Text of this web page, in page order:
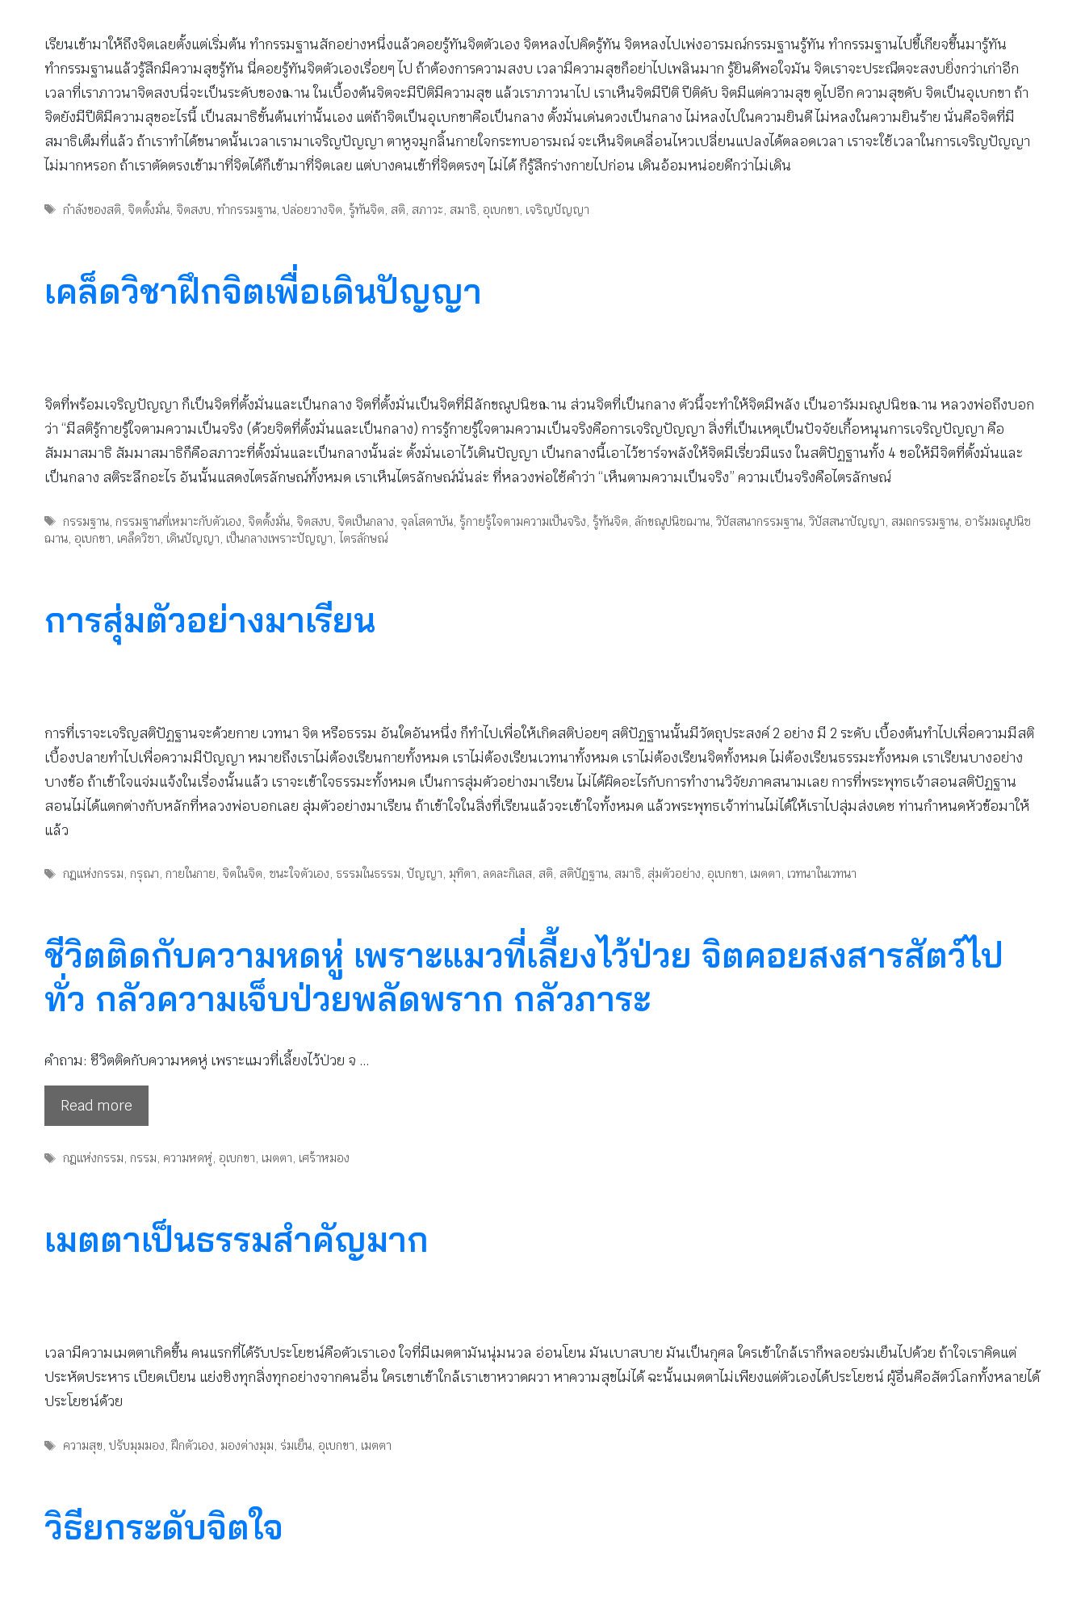
เรียนเข้ามาให้ถึงจิตเลยตั้งแต่เริ่มต้น ทำกรรมฐานสักอย่างหนึ่งแล้วคอยรู้ทันจิตตัวเอง จิตหลงไปคิดรู้ทัน จิตหลงไปเพ่งอารมณ์กรรมฐานรู้ทัน ทำกรรมฐานไปขี้เกียจขึ้นมารู้ทัน
ทำกรรมฐานแล้วรู้สึกมีความสุขรู้ทัน นี่คอยรู้ทันจิตตัวเองเรื่อยๆ ไป ถ้าต้องการความสงบ เวลามีความสุขก็อย่าไปเพลินมาก รู้ยินดีพอใจมัน จิตเราจะประณีตจะสงบยิ่งกว่าเก่าอีก
เวลาที่เราภาวนาจิตสงบนี่จะเป็นระดับของฌาน ในเบื้องต้นจิตจะมีปีติมีความสุข แล้วเราภาวนาไป เราเห็นจิตมีปีติ ปีติดับ จิตมีแต่ความสุข ดูไปอีก ความสุขดับ จิตเป็นอุเบกขา ถ้า
จิตยังมีปีติมีความสุขอะไรนี้ เป็นสมาธิขั้นต้นเท่านั้นเอง แต่ถ้าจิตเป็นอุเบกขาคือเป็นกลาง ตั้งมั่นเด่นดวงเป็นกลาง ไม่หลงไปในความยินดี ไม่หลงในความยินร้าย นั่นคือจิตที่มี
สมาธิเต็มที่แล้ว ถ้าเราทำได้ขนาดนั้นเวลาเรามาเจริญปัญญา ตาหูจมูกลิ้นกายใจกระทบอารมณ์ จะเห็นจิตเคลื่อนไหวเปลี่ยนแปลงได้ตลอดเวลา เราจะใช้เวลาในการเจริญปัญญา
ไม่มากหรอก ถ้าเราตัดตรงเข้ามาที่จิตได้ก็เข้ามาที่จิตเลย แต่บางคนเข้าที่จิตตรงๆ ไม่ได้ ก็รู้สึกร่างกายไปก่อน เดินอ้อมหน่อยดีกว่าไม่เดิน
Tags
กำลังของสติ จิตตั้งมั่น จิตสงบ ,ทำกรรมฐาน ,ปล่อยวางจิต รู้ทันจิต สติ สภาวะ สมาธิ อุเบกขา เจริญปัญญา
เคล็ดวิชาฝึกจิตเพื่อเดินปัญญา
จิตที่พร้อมเจริญปัญญา ก็เป็นจิตที่ตั้งมั่นและเป็นกลาง จิตที่ตั้งมั่นเป็นจิตที่มีลักขณูปนิชฌาน ส่วนจิตที่เป็นกลาง ตัวนี้จะทำให้จิตมีพลัง เป็นอารัมมณูปนิชฌาน หลวงพ่อถึงบอก
ว่า “มีสติรู้กายรู้ใจตามความเป็นจริง (ด้วยจิตที่ตั้งมั่นและเป็นกลาง) การรู้กายรู้ใจตามความเป็นจริงคือการเจริญปัญญา สิ่งที่เป็นเหตุเป็นปัจจัยเกื้อหนุนการเจริญปัญญา คือ
สัมมาสมาธิ สัมมาสมาธิก็คือสภาวะที่ตั้งมั่นและเป็นกลางนั้นล่ะ ตั้งมั่นเอาไว้เดินปัญญา เป็นกลางนี้เอาไว้ชาร์จพลังให้จิตมีเรี่ยวมีแรง ในสติปัฏฐานทั้ง 4 ขอให้มีจิตที่ตั้งมั่นและ
เป็นกลาง สติระลึกอะไร อันนั้นแสดงไตรลักษณ์ทั้งหมด เราเห็นไตรลักษณ์นั่นล่ะ ที่หลวงพ่อใช้คำว่า “เห็นตามความเป็นจริง” ความเป็นจริงคือไตรลักษณ์
Tags
กรรมฐาน ,กรรมฐานที่เหมาะกับตัวเอง จิตตั้งมั่น จิตสงบ จิตเป็นกลาง จุลโสดาบัน รู้กายรู้ใจตามความเป็นจริง รู้ทันจิต ลักขณูปนิชฌาน ,วิปัสสนากรรมฐาน ,วิปัสสนาปัญญา สมถกรรมฐาน อารัมมณูปนิช
ฌาน อุเบกขา เคล็ดวิชา เดินปัญญา เป็นกลางเพราะปัญญา ไตรลักษณ์
การสุ่มตัวอย่างมาเรียน
การที่เราจะเจริญสติปัฏฐานจะด้วยกาย เวทนา จิต หรือธรรม อันใดอันหนึ่ง ก็ทำไปเพื่อให้เกิดสติบ่อยๆ สติปัฏฐานนั้นมีวัตถุประสงค์ 2 อย่าง มี 2 ระดับ เบื้องต้นทำไปเพื่อความมีสติ
เบื้องปลายทำไปเพื่อความมีปัญญา หมายถึงเราไม่ต้องเรียนกายทั้งหมด เราไม่ต้องเรียนเวทนาทั้งหมด เราไม่ต้องเรียนจิตทั้งหมด ไม่ต้องเรียนธรรมะทั้งหมด เราเรียนบางอย่าง
บางข้อ ถ้าเข้าใจแจ่มแจ้งในเรื่องนั้นแล้ว เราจะเข้าใจธรรมะทั้งหมด เป็นการสุ่มตัวอย่างมาเรียน ไม่ได้ผิดอะไรกับการทำงานวิจัยภาคสนามเลย การที่พระพุทธเจ้าสอนสติปัฏฐาน
สอนไม่ได้แตกต่างกับหลักที่หลวงพ่อบอกเลย สุ่มตัวอย่างมาเรียน ถ้าเข้าใจในสิ่งที่เรียนแล้วจะเข้าใจทั้งหมด แล้วพระพุทธเจ้าท่านไม่ได้ให้เราไปสุ่มส่งเดช ท่านกำหนดหัวข้อมาให้
แล้ว
Tags
กฎแห่งกรรม,กรุณา,กายในกาย, จิตในจิต, ชนะใจตัวเอง, ธรรมในธรรม,ปัญญา, มุทิตา, ลดละกิเลส, สติ, สติปัฏฐาน, สมาธิ, สุ่มตัวอย่าง, อุเบกขา, เมตตา, เวทนาในเวทนา
ชีวิตติดกับความหดหู่ ​เพราะแมวที่เลี้ยงไว้ป่วย จิตคอยสงสารสัตว์​ไป
ทั่ว​ กลัวความเจ็บป่วยพลัดพราก กลัวภาระ
คำถาม: ชีวิตติดกับความหดหู่ ​เพราะแมวที่เลี้ยงไว้ป่วย จ …
Read more
Tags
กฎแห่งกรรม,กรรม, ความหดหู่, อุเบกขา, เมตตา, เศร้าหมอง
เมตตาเป็นธรรมสำคัญมาก
เวลามีความเมตตาเกิดขึ้น คนแรกที่ได้รับประโยชน์คือตัวเราเอง ใจที่มีเมตตามันนุ่มนวล อ่อนโยน มันเบาสบาย มันเป็นกุศล ใครเข้าใกล้เราก็พลอยร่มเย็นไปด้วย ถ้าใจเราคิดแต่
ประหัตประหาร เบียดเบียน แย่งชิงทุกสิ่งทุกอย่างจากคนอื่น ใครเขาเข้าใกล้เราเขาหวาดผวา หาความสุขไม่ได้ ฉะนั้นเมตตาไม่เพียงแต่ตัวเองได้ประโยชน์ ผู้อื่นคือสัตว์โลกทั้งหลายได้
ประโยชน์ด้วย
Tags
ความสุข,ปรับมุมมอง,ฝึกตัวเอง, มองต่างมุม, ร่มเย็น, อุเบกขา, เมตตา
วิธียกระดับจิตใจ